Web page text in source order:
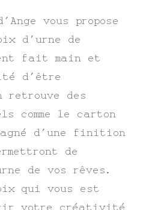
vous propose
d’urne de
fait main et
d’être
retrouve des
comme le carton
d’une finition
de
de vos rêves.
qui vous est
votre créativité